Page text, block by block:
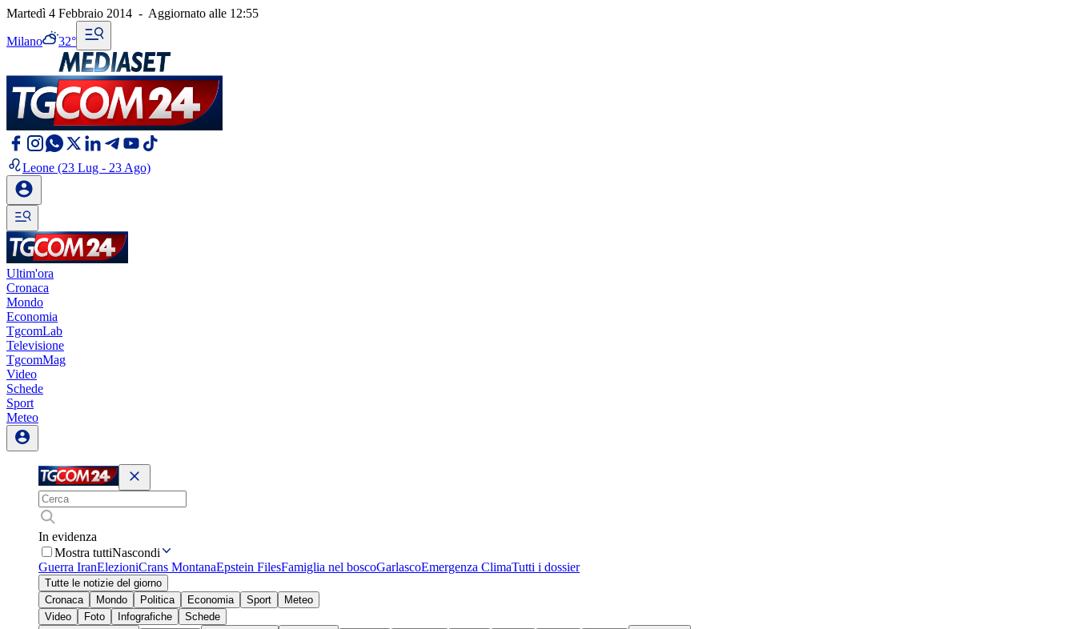
Martedì 4 Febbraio 2014 - Aggiornato alle 12:55
Milano 32°
Leone (23 Lug - 23 Ago)
Ultim'ora
Cronaca
Mondo
Economia
TgcomLab
Televisione
TgcomMag
Video
Schede
Sport
Meteo
In evidenza
Mostra tuttiNascondi
Guerra IranElezioniCrans MontanaEpstein FilesFamiglia nel boscoGarlascoEmergenza ClimaTutti i dossier
Tutte le notizie del giorno
Cronaca
Mondo Politica Economia Sport
Meteo
Video
Foto Infografiche
Schede